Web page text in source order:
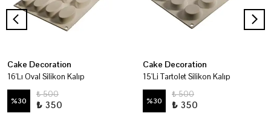
Cake Decoration
16'Lı Oval Silikon Kalıp
%30
₺ 500
₺ 350
Cake Decoration
15'Li Tartolet Silikon Kalıp
%30
₺ 500
₺ 350